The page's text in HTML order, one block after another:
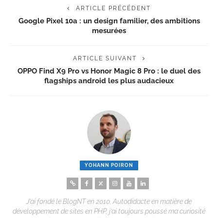
ARTICLE PRÉCÉDENT
Google Pixel 10a : un design familier, des ambitions
mesurées
ARTICLE SUIVANT
OPPO Find X9 Pro vs Honor Magic 8 Pro : le duel des
flagships android les plus audacieux
YOHANN POIRON
J’ai fondé le BlogNT en 2010. Autodidacte en matière de
développement de sites en PHP, j’ai toujours poussé ma curiosité